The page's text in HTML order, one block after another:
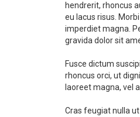
hendrerit, rhoncus
eu lacus risus.
imperdiet magna.
gravida dolor sit
Fusce dictum
rhoncus orci, ut
laoreet magna, vel
Cras feugiat nulla